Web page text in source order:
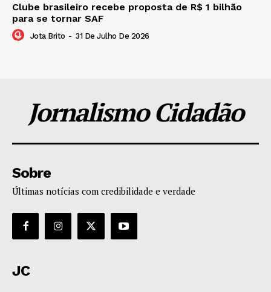
Clube brasileiro recebe proposta de R$ 1 bilhão
para se tornar SAF
Jota Brito - 31 De Julho De 2026
Jornalismo Cidadão
Sobre
Últimas notícias com credibilidade e verdade
JC